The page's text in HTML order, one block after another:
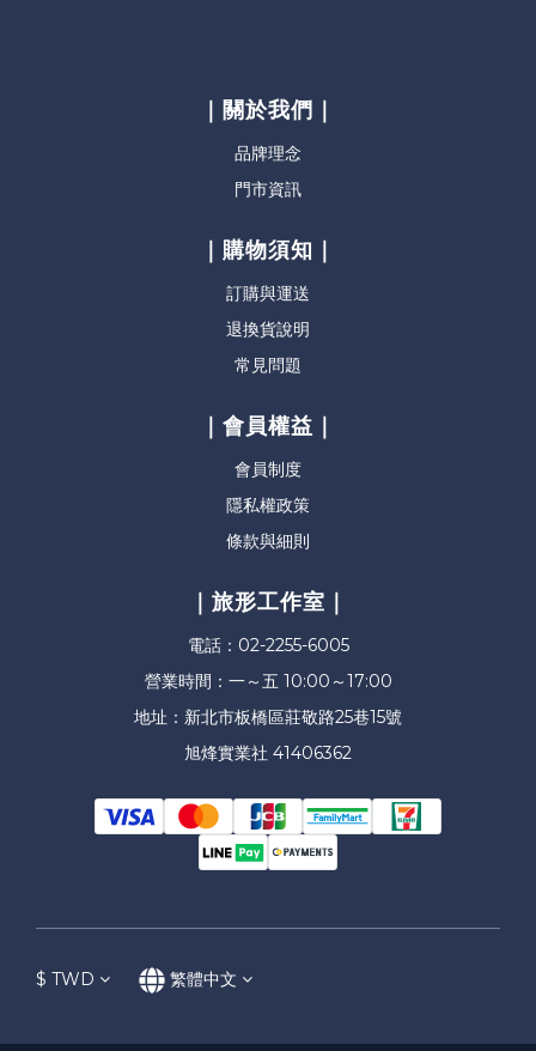
｜關於我們｜
品牌理念
門市資訊
｜購物須知｜
訂購與運送
退換貨說明
常見問題
｜會員權益｜
會員制度
隱私權政策
條款與細則
｜旅形工作室｜
電話：02-2255-6005
營業時間：一～五 10:00～17:00
地址：新北市板橋區莊敬路25巷15號
旭烽實業社 41406362
$ TWD 繁體中文